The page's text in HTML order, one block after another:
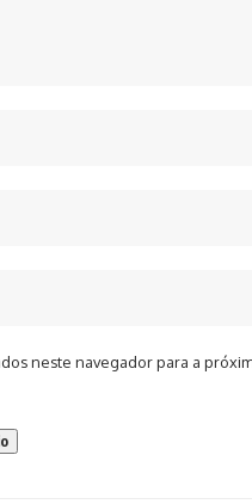
neste navegador para a